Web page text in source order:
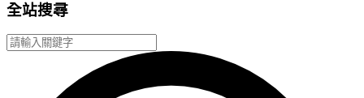
全站搜尋